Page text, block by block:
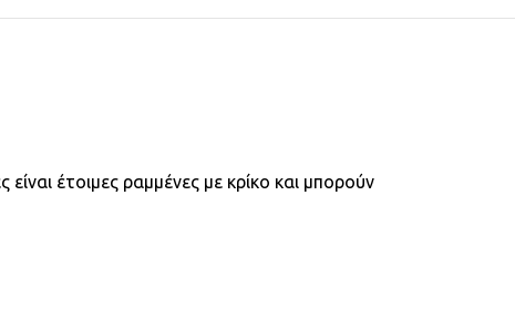
είναι έτοιμες ραμμένες με κρίκο και μπορούν